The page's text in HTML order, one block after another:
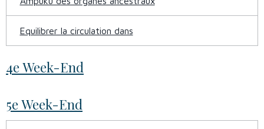
Equilibrer la circulation dans
4e Week-End
5e Week-End